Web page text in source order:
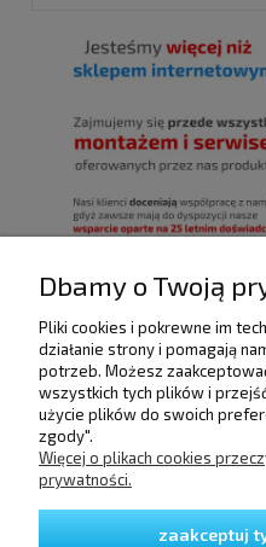
DOSTAWA
Dbamy o Twoją
Pliki cookies i pokrewne im
działanie strony i pomagają
potrzeb. Możesz
wszystkich tych plików i
użycie plików do swoich
zgody".
Więcej o plikach cookies
prywatności.
zaakceptuj